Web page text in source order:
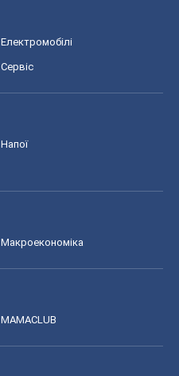
Електромобілі
Сервіс
Напої
Макроекономіка
MAMACLUB